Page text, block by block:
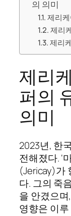
의 의미
제리
제리
제리
제리
퍼의
의미
2023년, 한
전해졌다. ‘
(Jericay)가
다. 그의 죽
을 안겼으
영향은 이